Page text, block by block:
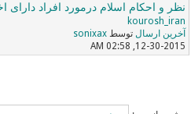
نظر و احکام اسلام درمورد افراد دارای
kourosh_iran
آخرین ارسال توسطsonixax
12-30-2015, 02:58 AM